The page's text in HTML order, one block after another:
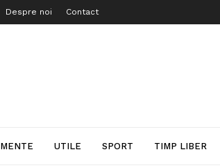
Despre noi Contact
UTILE SPORT TIMP LIBER